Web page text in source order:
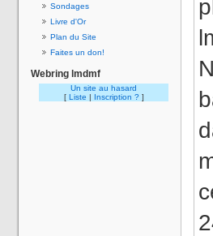
Sondages
Livre d'Or
Plan du Site
Faites un don!
Webring lmdmf
Un site au hasard
[ Liste | Inscription ? ]